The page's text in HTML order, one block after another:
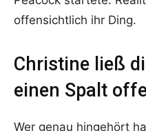
offensichtlich ihr Ding.
Christine ließ
einen Spalt
Wer genau hingehört